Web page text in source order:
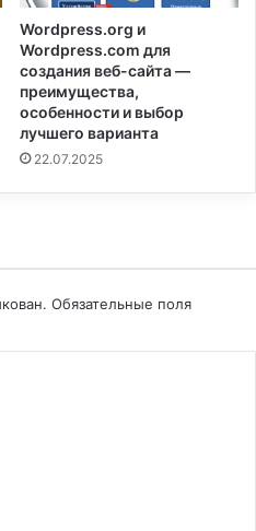
Wordpress.org и
Wordpress.com для
создания веб-сайта —
преимущества,
особенности и выбор
лучшего варианта
22.07.2025
Обязательные поля